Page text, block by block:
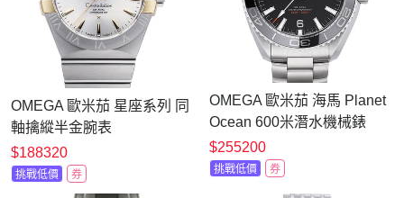
OMEGA 歐米茄 星座系列 同
軸擒縱半金腕表
(123.20.38.21.02.005)x38mm
$188320
挑戰低價 券
OMEGA 歐米茄 海馬 Planet
Ocean 600米潛水機械錶
(215.30.44.21.01.001)x黑面
x43.5mm
$255200
挑戰低價 券